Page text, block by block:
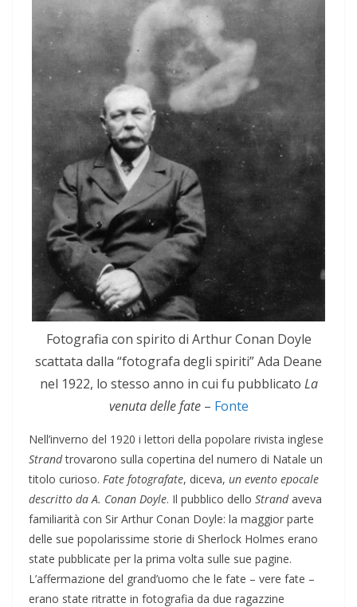
Fotografia con spirito di Arthur Conan Doyle
scattata dalla “fotografa degli spiriti” Ada Deane
nel 1922, lo stesso anno in cui fu pubblicato La
venuta delle fate– Fonte
Nell’inverno del 1920 i lettori della popolare rivista inglese
Strandtrovarono sulla copertina del numero di Natale un
titolo curioso. Fate fotografate, diceva, un evento epocale
descritto da A. Conan Doyle. Il pubblico dello Strandaveva
familiarità con Sir Arthur Conan Doyle: la maggior parte
delle sue popolarissime storie di Sherlock Holmes erano
state pubblicate per la prima volta sulle sue pagine.
L’affermazione del grand’uomo che le fate – vere fate –
erano state ritratte in fotografia da due ragazzine